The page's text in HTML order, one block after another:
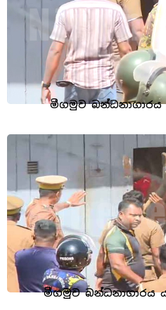
මීගමුව
මීගමුව බන්ධනාගාරය